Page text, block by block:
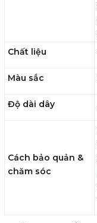
Chất liệu
Màu sắc
Độ dài dây
Cách bảo quản &
chăm sóc